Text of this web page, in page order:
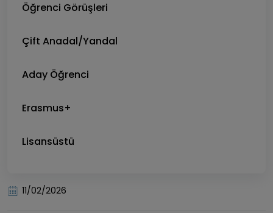
Öğrenci Görüşleri
Çift Anadal/Yandal
Aday Öğrenci
Erasmus+
Lisansüstü
11/02/2026